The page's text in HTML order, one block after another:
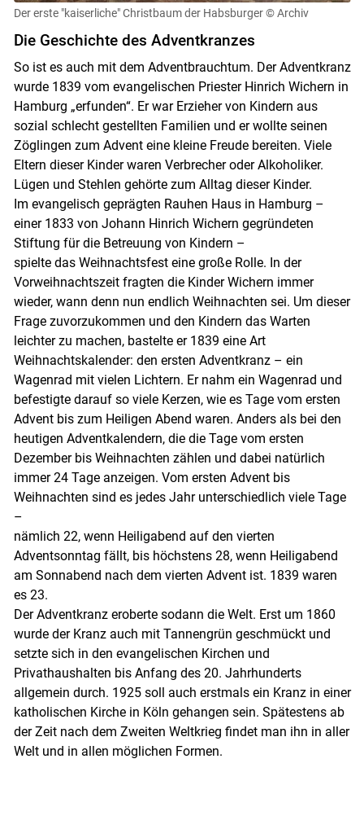
Skip to main content
Der erste "kaiserliche" Christbaum der Habsburger © Archiv
Die Geschichte des Adventkranzes
So ist es auch mit dem Adventbrauchtum. Der Adventkranz
wurde 1839 vom evangelischen Priester Hinrich Wichern in
Hamburg „erfunden“. Er war Erzieher von Kindern aus
sozial schlecht gestellten Familien und er wollte seinen
Zöglingen zum Advent eine kleine Freude bereiten. Viele
Eltern dieser Kinder waren Verbrecher oder Alkoholiker.
Lügen und Stehlen gehörte zum Alltag dieser Kinder.
Im evangelisch geprägten Rauhen Haus in Hamburg –
einer 1833 von Johann Hinrich Wichern gegründeten
Stiftung für die Betreuung von Kindern –
spielte das Weihnachtsfest eine große Rolle. In der
Vorweihnachtszeit fragten die Kinder Wichern immer
wieder, wann denn nun endlich Weihnachten sei. Um dieser
Frage zuvorzukommen und den Kindern das Warten
leichter zu machen, bastelte er 1839 eine Art
Weihnachtskalender: den ersten Adventkranz – ein
Wagenrad mit vielen Lichtern. Er nahm ein Wagenrad und
befestigte darauf so viele Kerzen, wie es Tage vom ersten
Advent bis zum Heiligen Abend waren. Anders als bei den
heutigen Adventkalendern, die die Tage vom ersten
Dezember bis Weihnachten zählen und dabei natürlich
immer 24 Tage anzeigen. Vom ersten Advent bis
Weihnachten sind es jedes Jahr unterschiedlich viele Tage
–
nämlich 22, wenn Heiligabend auf den vierten
Adventsonntag fällt, bis höchstens 28, wenn Heiligabend
am Sonnabend nach dem vierten Advent ist. 1839 waren
es 23.
Der Adventkranz eroberte sodann die Welt. Erst um 1860
wurde der Kranz auch mit Tannengrün geschmückt und
setzte sich in den evangelischen Kirchen und
Privathaushalten bis Anfang des 20. Jahrhunderts
allgemein durch. 1925 soll auch erstmals ein Kranz in einer
katholischen Kirche in Köln gehangen sein. Spätestens ab
der Zeit nach dem Zweiten Weltkrieg findet man ihn in aller
Welt und in allen möglichen Formen.